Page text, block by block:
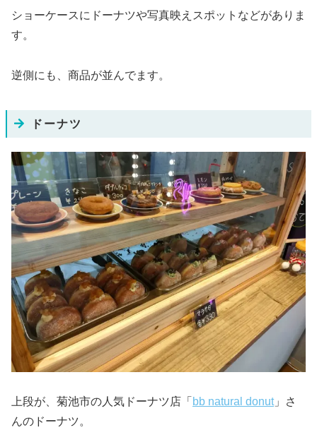
ショーケースにドーナツや写真映えスポットなどがありま
す。
逆側にも、商品が並んでます。
ドーナツ
上段が、菊池市の人気ドーナツ店「 bb natural donut」さ
んのドーナツ。